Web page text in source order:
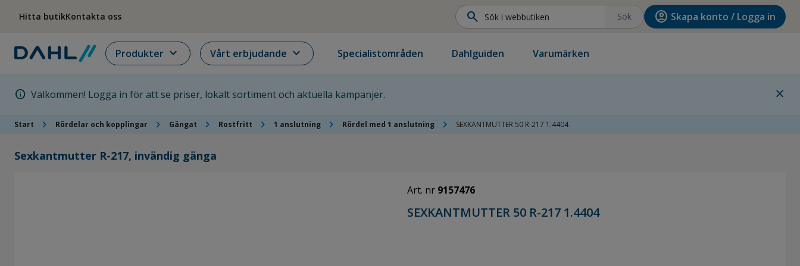
Hitta butikKontakta oss search Sök account_circle Skapa konto / Logga in
Produkter expand_more Vårt erbjudande expand_more Specialistområden Dahlguiden Varumärken
info Välkommen! Logga in för att se priser, lokalt sortiment och aktuella kampanjer. close
Start chevron_right Rördelar och kopplingar chevron_right Gängat chevron_right Rostfritt chevron_right 1 anslutning chevron_right Rördel med 1 anslutning chevron_right SEXKANTMUTTER 50 R-217 1.4404
Sexkantmutter R-217, invändig gänga
Art. nr 9157476
SEXKANTMUTTER 50 R-217 1.4404